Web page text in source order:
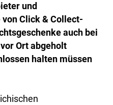
und
Click & Collect-
auch bei
Ort abgeholt
halten müssen